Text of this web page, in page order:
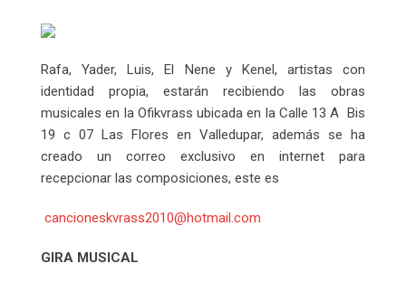
Rafa, Yader, Luis, El Nene y Kenel, artistas con
identidad propia, estarán recibiendo las obras
musicales en la Ofikvrass ubicada en la Calle 13 A Bis
19 c 07 Las Flores en Valledupar, además se ha
creado un correo exclusivo en internet para
recepcionar las composiciones, este es
cancioneskvrass2010@hotmail.com
GIRA MUSICAL